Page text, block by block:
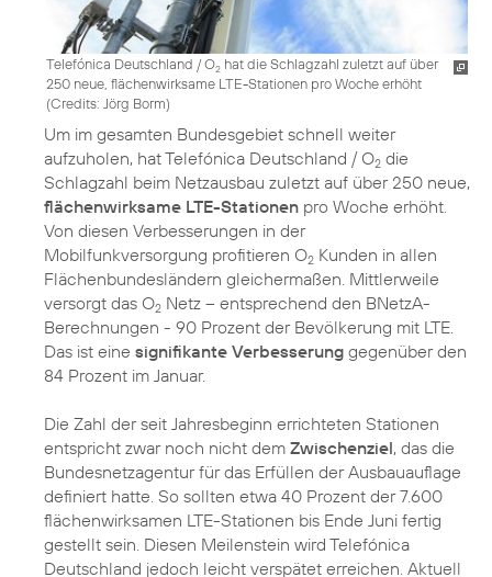
Telefónica Deutschland / O2 hat die Schlagzahl zuletzt auf über
250 neue, flächenwirksame LTE-Stationen pro Woche erhöht
(Credits: Jörg Borm)
Um im gesamten Bundesgebiet schnell weiter
aufzuholen, hat Telefónica Deutschland / O2 die
Schlagzahl beim Netzausbau zuletzt auf über 250 neue,
flächenwirksame LTE-Stationen pro Woche erhöht.
Von diesen Verbesserungen in der
Mobilfunkversorgung profitieren O2 Kunden in allen
Flächenbundesländern gleichermaßen. Mittlerweile
versorgt das O2 Netz – entsprechend den BNetzA-
Berechnungen - 90 Prozent der Bevölkerung mit LTE.
Das ist eine signifikante Verbesserung gegenüber den
84 Prozent im Januar.
Die Zahl der seit Jahresbeginn errichteten Stationen
entspricht zwar noch nicht dem Zwischenziel, das die
Bundesnetzagentur für das Erfüllen der Ausbauauflage
definiert hatte. So sollten etwa 40 Prozent der 7.600
flächenwirksamen LTE-Stationen bis Ende Juni fertig
gestellt sein. Diesen Meilenstein wird Telefónica
Deutschland jedoch leicht verspätet erreichen. Aktuell